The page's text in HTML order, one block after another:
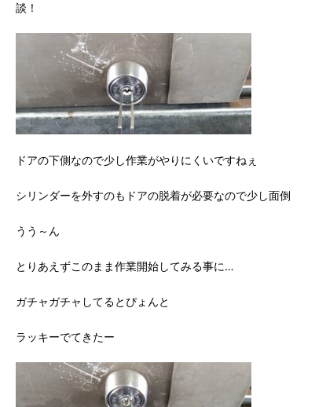
談！
ドアの下側なので少し作業がやりにくいですねぇ
シリンダーを外すのもドアの脱着が必要なので少し面倒
うう～ん
とりあえずこのまま作業開始してみる事に…
ガチャガチャしてるとぴょんと
ラッキーでてきたー